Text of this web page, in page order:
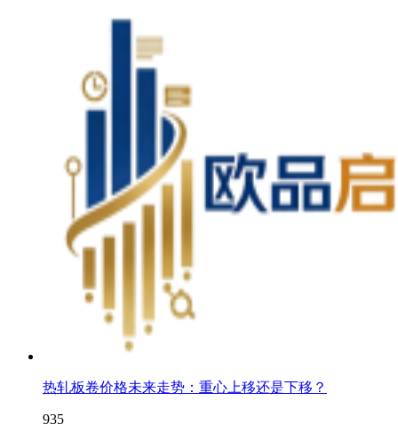
热轧板卷价格未来走势：重心上移还是下移？
935